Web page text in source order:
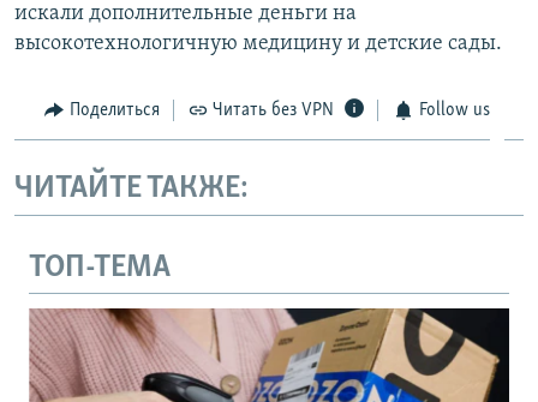
искали дополнительные деньги на
высокотехнологичную медицину и детские сады.
Поделиться Читать без VPN Follow us
ЧИТАЙТЕ ТАКЖЕ:
ТОП-ТЕМА